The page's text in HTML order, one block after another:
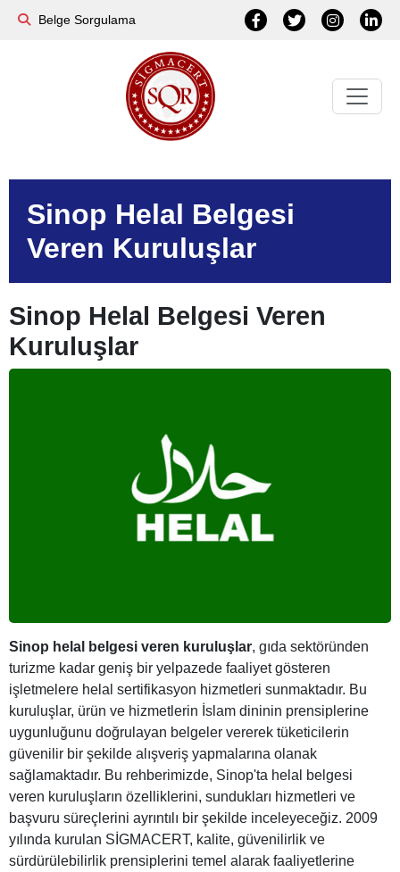
Belge Sorgulama
Sinop Helal Belgesi
Veren Kuruluşlar
Sinop Helal Belgesi Veren
Kuruluşlar
Sinop helal belgesi veren kuruluşlar, gıda sektöründen
turizme kadar geniş bir yelpazede faaliyet gösteren
işletmelere helal sertifikasyon hizmetleri sunmaktadır. Bu
kuruluşlar, ürün ve hizmetlerin İslam dininin prensiplerine
uygunluğunu doğrulayan belgeler vererek tüketicilerin
güvenilir bir şekilde alışveriş yapmalarına olanak
sağlamaktadır. Bu rehberimizde, Sinop'ta helal belgesi
veren kuruluşların özelliklerini, sundukları hizmetleri ve
başvuru süreçlerini ayrıntılı bir şekilde inceleyeceğiz. 2009
yılında kurulan SİGMACERT, kalite, güvenilirlik ve
sürdürülebilirlik prensiplerini temel alarak faaliyetlerine